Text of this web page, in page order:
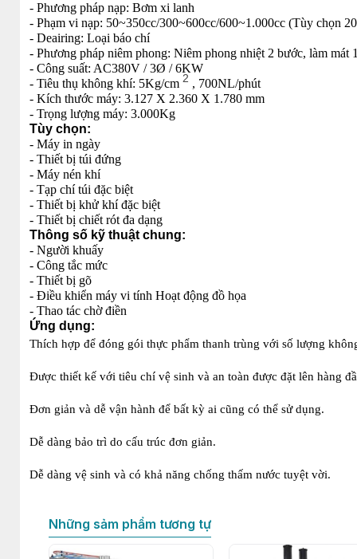
- Phương pháp nạp: Bơm xi lanh
- Phạm vi nạp: 50~350cc/300~600cc/600~1.000cc (Tùy chọn
- Deairing: Loại báo chí
- Phương pháp niêm phong: Niêm phong nhiệt 2 bước, làm mát
- Công suất: AC380V / 3Ø / 6KW
- Tiêu thụ không khí: 5Kg/cm 2 , 700NL/phút
- Kích thước máy: 3.127 X 2.360 X 1.780 mm
- Trọng lượng máy: 3.000Kg
Tùy chọn:
- Máy in ngày
- Thiết bị túi đứng
- Máy nén khí
- Tạp chí túi đặc biệt
- Thiết bị khử khí đặc biệt
- Thiết bị chiết rót đa dạng
Thông số kỹ thuật chung:
- Người khuấy
- Công tắc mức
- Thiết bị gõ
- Điều khiển máy vi tính Hoạt động đồ họa
- Thao tác chờ điền
Ứng dụng:
Thích hợp để đóng gói thực phẩm thanh trùng với số lượng
Được thiết kế với tiêu chí vệ sinh và an toàn được đặt lên hàng
Đơn giản và dễ vận hành để bất kỳ ai cũng có thể sử dụng.
Dễ dàng bảo trì do cấu trúc đơn giản.
Dễ dàng vệ sinh và có khả năng chống thấm nước tuyệt vời.
Những sảm phẩm tương tự